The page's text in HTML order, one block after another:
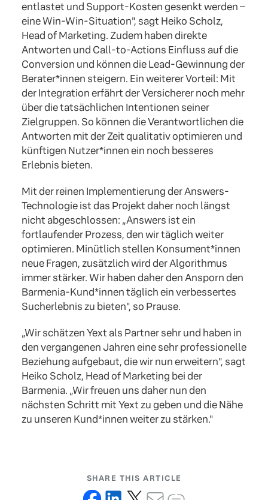
entlastet und Support-Kosten gesenkt werden –
eine Win-Win-Situation", sagt Heiko Scholz,
Head of Marketing. Zudem haben direkte
Antworten und Call-to-Actions Einfluss auf die
Conversion und können die Lead-Gewinnung der
Berater*innen steigern. Ein weiterer Vorteil: Mit
der Integration erfährt der Versicherer noch mehr
über die tatsächlichen Intentionen seiner
Zielgruppen. So können die Verantwortlichen die
Antworten mit der Zeit qualitativ optimieren und
künftigen Nutzer*innen ein noch besseres
Erlebnis bieten.
Mit der reinen Implementierung der Answers-
Technologie ist das Projekt daher noch längst
nicht abgeschlossen: „Answers ist ein
fortlaufender Prozess, den wir täglich weiter
optimieren. Minütlich stellen Konsument*innen
neue Fragen, zusätzlich wird der Algorithmus
immer stärker. Wir haben daher den Ansporn den
Barmenia-Kund*innen täglich ein verbessertes
Sucherlebnis zu bieten", so Prause.
„Wir schätzen Yext als Partner sehr und haben in
den vergangenen Jahren eine sehr professionelle
Beziehung aufgebaut, die wir nun erweitern", sagt
Heiko Scholz, Head of Marketing bei der
Barmenia. „Wir freuen uns daher nun den
nächsten Schritt mit Yext zu geben und die Nähe
zu unseren Kund*innen weiter zu stärken."
SHARE THIS ARTICLE